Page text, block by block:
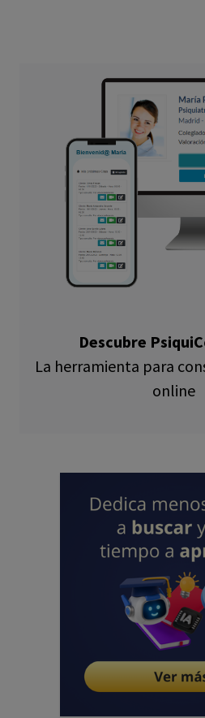
Descubre
La herramienta para
online